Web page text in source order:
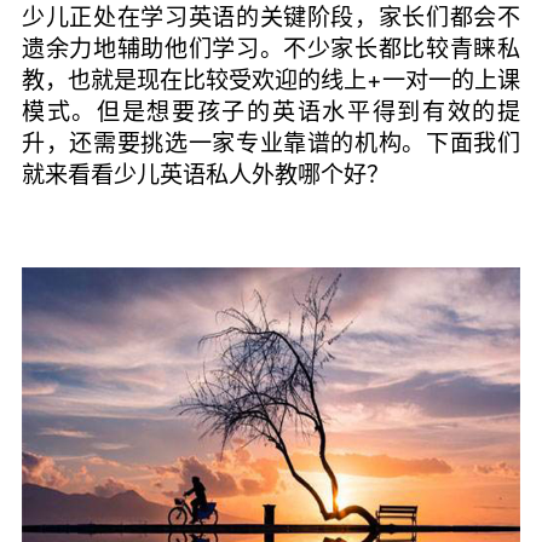
少儿正处在学习英语的关键阶段，家长们都会不
遗余力地辅助他们学习。不少家长都比较青睐私
教，也就是现在比较受欢迎的线上+一对一的上课
模式。但是想要孩子的英语水平得到有效的提
升，还需要挑选一家专业靠谱的机构。下面我们
就来看看少儿英语私人外教哪个好？